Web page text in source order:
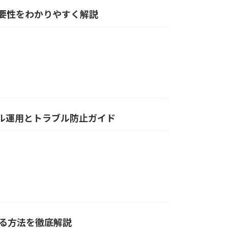
性をわかりやすく解説
運用とトラブル防止ガイド
方法を徹底解説